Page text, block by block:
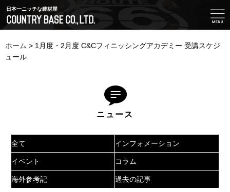
日本一ニッチな建材屋
ホーム > 1月度・2月度 C&Cフィニッシングアカデミー 受講スケジ
ュール
ニュース
全て インフォメーション
イベント コラム
海外参考記 過去の記事